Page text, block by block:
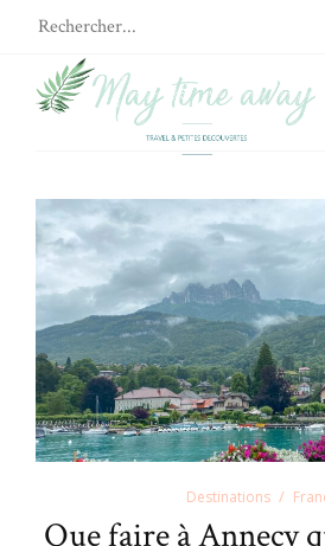
Destinations
Que faire à Annecy